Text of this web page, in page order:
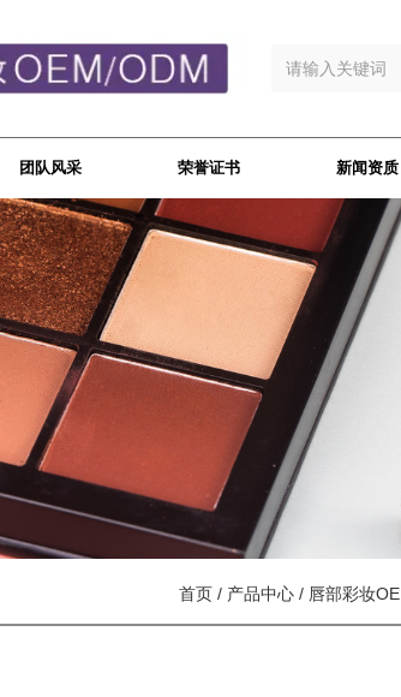
团队风采 荣誉证书 新闻资质
首页 / 产品中心 / 唇部彩妆